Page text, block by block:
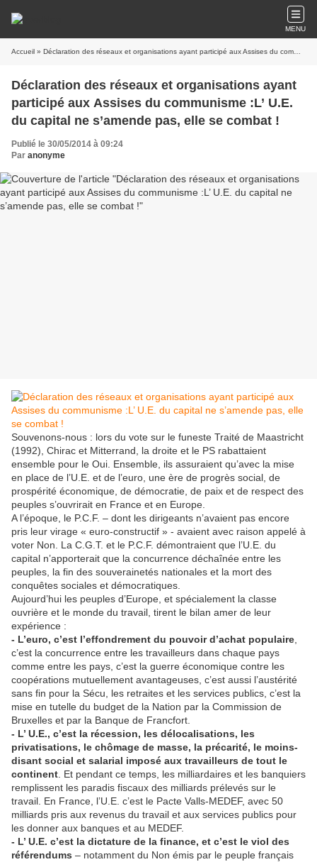
MENU
Accueil » Déclaration des réseaux et organisations ayant participé aux Assises du communisme :L’ U.E. du capital ne s’amende pas, elle se combat !
Déclaration des réseaux et organisations ayant
participé aux Assises du communisme :L’ U.E.
du capital ne s’amende pas, elle se combat !
Publié le 30/05/2014 à 09:24
Par anonyme
Souvenons-nous : lors du vote sur le funeste Traité de Maastricht
(1992), Chirac et Mitterrand, la droite et le PS rabattaient
ensemble pour le Oui. Ensemble, ils assuraient qu’avec la mise
en place de l’U.E. et de l’euro, une ère de progrès social, de
prospérité économique, de démocratie, de paix et de respect des
peuples s’ouvrirait en France et en Europe.
A l’époque, le P.C.F. – dont les dirigeants n’avaient pas encore
pris leur virage « euro-constructif » - avaient avec raison appelé à
voter Non. La C.G.T. et le P.C.F. démontraient que l’U.E. du
capital n’apporterait que la concurrence déchaînée entre les
peuples, la fin des souverainetés nationales et la mort des
conquêtes sociales et démocratiques.
Aujourd’hui les peuples d’Europe, et spécialement la classe
ouvrière et le monde du travail, tirent le bilan amer de leur
expérience :
- L’euro, c’est l’effondrement du pouvoir d’achat populaire
c’est la concurrence entre les travailleurs dans chaque pays
comme entre les pays, c’est la guerre économique contre les
coopérations mutuellement avantageuses, c’est aussi l’austérité
sans fin pour la Sécu, les retraites et les services publics, c’est la
mise en tutelle du budget de la Nation par la Commission de
Bruxelles et par la Banque de Francfort.
- L’ U.E., c’est la récession, les délocalisations, les
privatisations, le chômage de masse, la précarité, le moins-
disant social et salarial imposé aux travailleurs de tout le
continent . Et pendant ce temps, les milliardaires et les banquiers
remplissent les paradis fiscaux des milliards prélevés sur le
travail. En France, l’U.E. c’est le Pacte Valls-MEDEF, avec 50
milliards pris aux revenus du travail et aux services publics pour
les donner aux banques et au MEDEF.
- L’ U.E. c’est la dictature de la finance, et c’est le viol des
référendums – notamment du Non émis par le peuple français